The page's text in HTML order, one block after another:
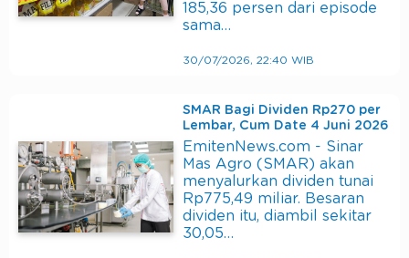
185,36 persen dari episode
sama…
30/07/2026, 22:40 WIB
SMAR Bagi Dividen Rp270 per
Lembar, Cum Date 4 Juni 2026
EmitenNews.com - Sinar
Mas Agro (SMAR) akan
menyalurkan dividen tunai
Rp775,49 miliar. Besaran
dividen itu, diambil sekitar
30,05…